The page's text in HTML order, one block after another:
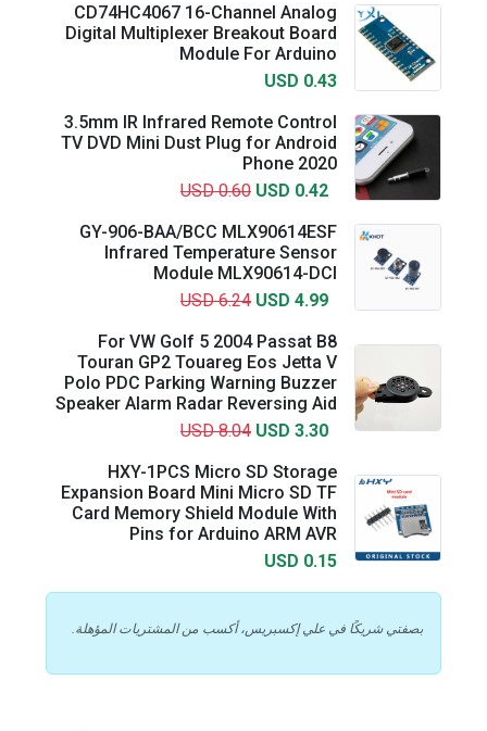
CD74HC4067 16-Channel Analog
Digital Multiplexer Breakout Board
Module For Arduino
USD 0.43
3.5mm IR Infrared Remote Control
TV DVD Mini Dust Plug for Android
Phone 2020
USD 0.60 USD 0.42
GY-906-BAA/BCC MLX90614ESF
Infrared Temperature Sensor
Module MLX90614-DCI
USD 6.24 USD 4.99
For VW Golf 5 2004 Passat B8
Touran GP2 Touareg Eos Jetta V
Polo PDC Parking Warning Buzzer
Speaker Alarm Radar Reversing Aid
USD 8.04 USD 3.30
HXY-1PCS Micro SD Storage
Expansion Board Mini Micro SD TF
Card Memory Shield Module With
Pins for Arduino ARM AVR
USD 0.15
بصفتي شريكًا في علي إكسبريس، أكسب من المشتريات المؤهلة.